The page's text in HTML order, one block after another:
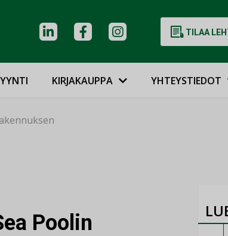
TILAA
KIRJAKAUPPA YHTEYSTIEDOT
Poolin